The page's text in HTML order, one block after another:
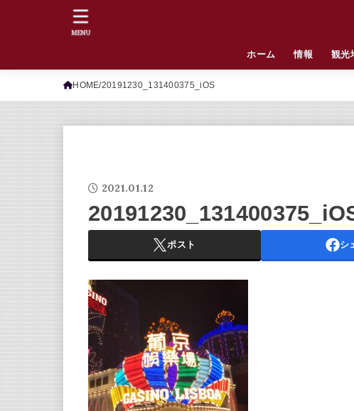
ホーム 情報 観光
MENU
HOME 20191230_131400375_iOS
2021.01.12
ポスト シ